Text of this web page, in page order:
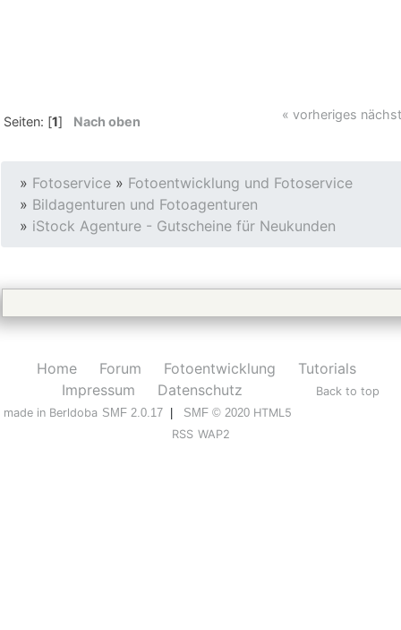
Seiten: [1] Nach oben
« vorheriges
» Fotoservice » Fotoentwicklung und Fotoservice
» Bildagenturen und Fotoagenturen
» iStock Agenture - Gutscheine für Neukunden
Home Forum Fotoentwicklung
Tutorials
Impressum
Datenschutz
Back to top
made in Berldoba SMF 2.0.17| SMF © 2020 HTML5
RSS WAP2